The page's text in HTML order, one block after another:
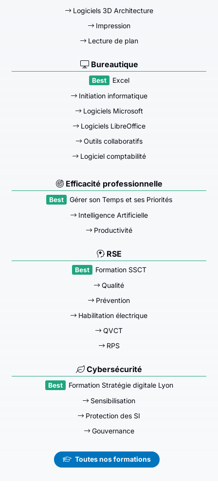
Logiciels 3D Architecture
Impression
Lecture de plan
Bureautique
Excel
Initiation informatique
Logiciels Microsoft
Logiciels LibreOffice
Outils collaboratifs
Logiciel comptabilité
Efficacité professionnelle
Gérer son Temps et ses Priorités
Intelligence Artificielle
Productivité
RSE
Formation SSCT
Qualité
Prévention
Habilitation électrique
QVCT
RPS
Cybersécurité
Formation Stratégie digitale Lyon
Sensibilisation
Protection des SI
Gouvernance
Toutes nos formations